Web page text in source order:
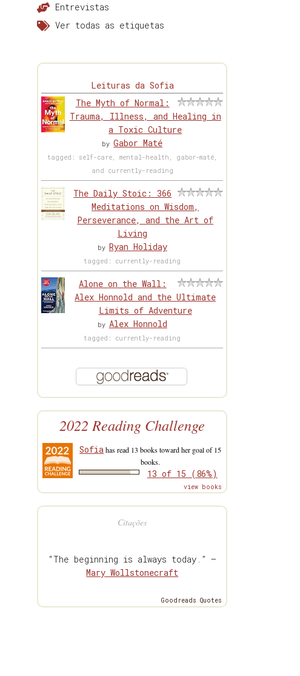
Entrevistas
Ver todas as etiquetas
Leituras da Sofia
The Myth of Normal:
Trauma, Illness, and Healing in
a Toxic Culture
byGabor Maté
tagged: self-care, mental-health, gabor-maté,
and currently-reading
The Daily Stoic: 366
Meditations on Wisdom,
Perseverance, and the Art of
Living
by Ryan Holiday
tagged: currently-reading
Alone on the Wall:
Alex Honnold and the Ultimate
Limits of Adventure
by Alex Honnold
tagged: currently-reading
2022 Reading Challenge
Sofiahas read 13 books toward her goal of 15
books.
13 of 15 (86%)
view books
Citações
“The beginning is always today.” —
Mary Wollstonecraft
Goodreads Quotes